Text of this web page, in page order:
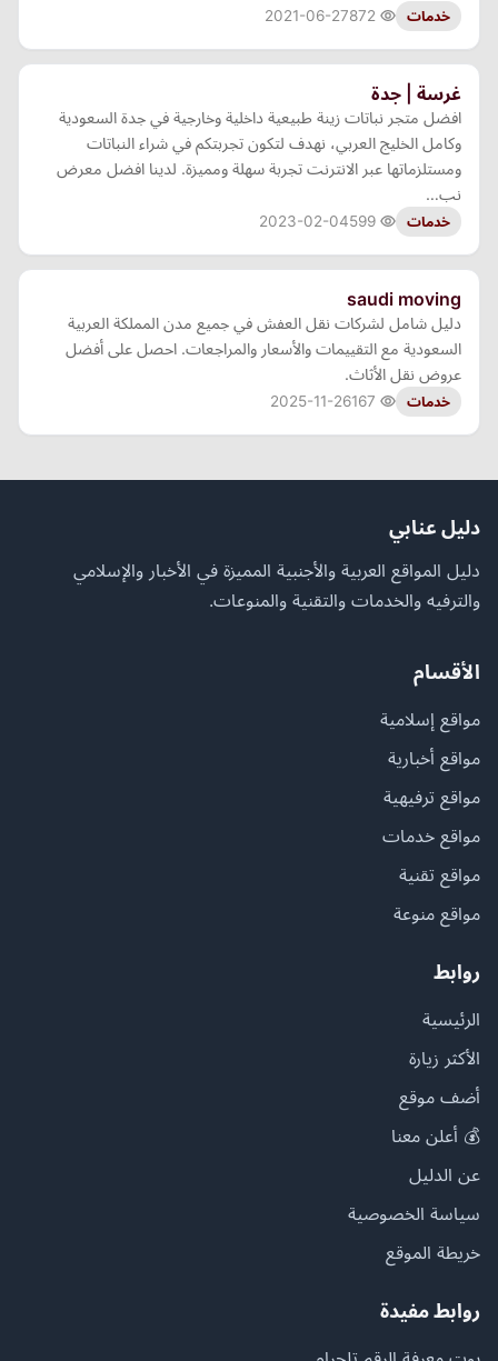
خدمات 2021-06-27
غرسة | جدة
افضل متجر نباتات زينة طبيعية داخلية وخارجية في جدة السعودية
وكامل الخليج العربي، نهدف لتكون تجربتكم في شراء النباتات
ومستلزماتها عبر الانترنت تجربة سهلة ومميزة. لدينا افضل معرض
نب…
خدمات 2023-02-04
saudi moving
دليل شامل لشركات نقل العفش في جميع مدن المملكة العربية
السعودية مع التقييمات والأسعار والمراجعات. احصل على أفضل
عروض نقل الأثاث.
خدمات 2025-11-26
دليل عنابي
دليل المواقع العربية والأجنبية المميزة في الأخبار والإسلامي
والترفيه والخدمات والتقنية والمنوعات.
الأقسام
مواقع إسلامية
مواقع أخبارية
مواقع ترفيهية
مواقع خدمات
مواقع تقنية
مواقع منوعة
روابط
الرئيسية
الأكثر زيارة
أضف موقع
💰 أعلن معنا
عن الدليل
سياسة الخصوصية
خريطة الموقع
روابط مفيدة